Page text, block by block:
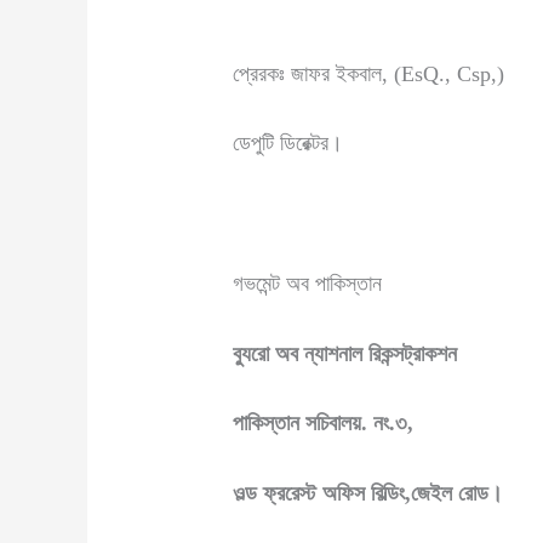
প্রেরকঃ জাফর ইকবাল,
ডেপুটি ডিরেক্টর।
গভমেন্ট অব পাকিস্তান
ব্যুরো অব ন্যাশনাল রিকন্সট্রাকশন
পাকিস্তান সচিবালয়.নং.৩,
ওল্ড ফ্ররেস্ট অফিস বিল্ডিং,জেইল রোড।